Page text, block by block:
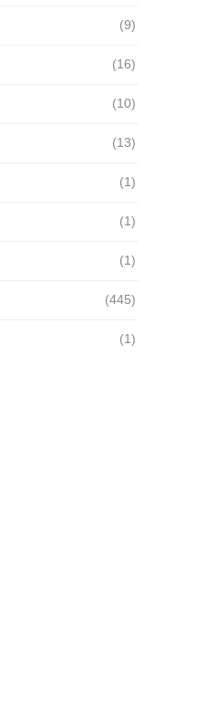
(9)
(16)
(10)
(13)
(1)
(1)
(1)
(445)
(1)